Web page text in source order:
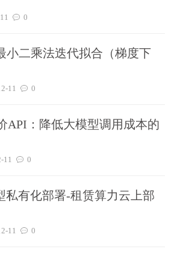
0
小二乘法迭代拟合（梯度下
11 0
API：降低大模型调用成本的
11 0
私有化部署-租赁算力云上部
11 0